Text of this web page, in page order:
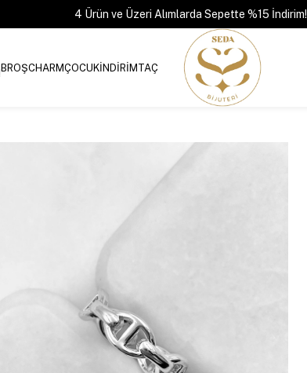
4 Ürün ve Üzeri Alımlarda Sepette %15 İndirim!
BROŞCHARMÇOCUKİNDİRİMTAÇ